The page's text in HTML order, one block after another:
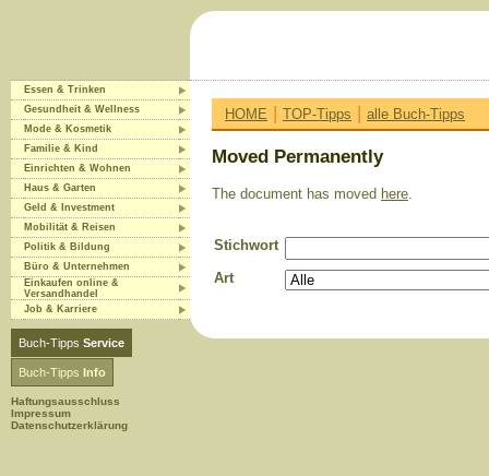
Essen & Trinken
Gesundheit & Wellness
Mode & Kosmetik
Familie & Kind
Einrichten & Wohnen
Haus & Garten
Geld & Investment
Mobilität & Reisen
Politik & Bildung
Büro & Unternehmen
Einkaufen online &
Versandhandel
Job & Karriere
Buch-Tipps Service
Buch-Tipps Info
Haftungsausschluss
Impressum
Datenschutzerklärung
HOME | TOP-Tipps | alle Buch-Tipps
Moved Permanently
The document has moved here.
Stichwort
Art